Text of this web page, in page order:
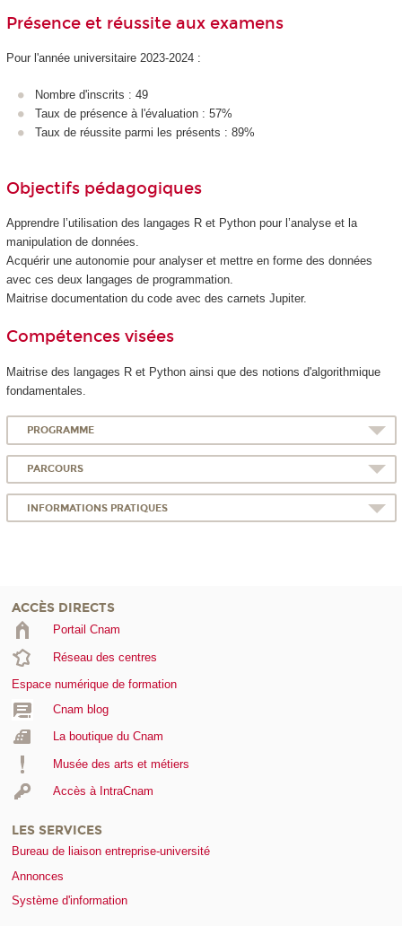
Présence et réussite aux examens
Pour l'année universitaire 2023-2024 :
Nombre d'inscrits : 49
Taux de présence à l'évaluation : 57%
Taux de réussite parmi les présents : 89%
Objectifs pédagogiques
Apprendre l’utilisation des langages R et Python pour l’analyse et la
manipulation de données.
Acquérir une autonomie pour analyser et mettre en forme des données
avec ces deux langages de programmation.
Maitrise documentation du code avec des carnets Jupiter.
Compétences visées
Maitrise des langages R et Python ainsi que des notions d'algorithmique
fondamentales.
PROGRAMME
PARCOURS
INFORMATIONS PRATIQUES
ACCÈS DIRECTS
Portail Cnam
Réseau des centres
Espace numérique de formation
Cnam blog
La boutique du Cnam
Musée des arts et métiers
Accès à IntraCnam
LES SERVICES
Bureau de liaison entreprise-université
Annonces
Système d'information